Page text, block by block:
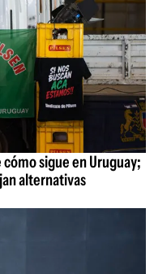
sigue en Uruguay;
alternativas